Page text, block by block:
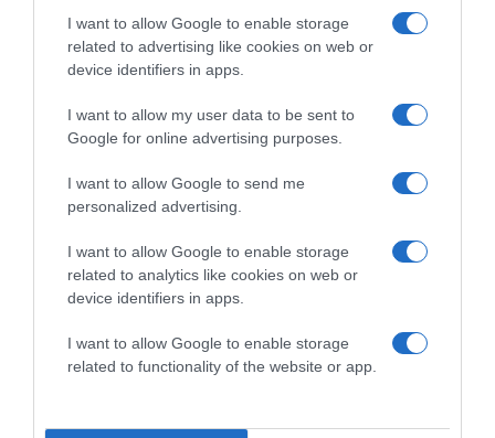
I want to allow Google to enable storage
related to advertising like cookies on web or
device identifiers in apps.
I want to allow my user data to be sent to
Google for online advertising purposes.
I want to allow Google to send me
personalized advertising.
I want to allow Google to enable storage
related to analytics like cookies on web or
device identifiers in apps.
I want to allow Google to enable storage
related to functionality of the website or app.
2026-08-07.
Grillezett halloumis cukkinis tésztasaláta